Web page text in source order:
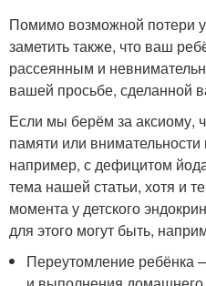
Помимо возможной потери
заметить также, что ваш
рассеянным и
вашей просьбе, сделанной
Если мы берём за аксиому,
памяти или
например, с дефицитом
тема нашей статьи, хотя и
момента у детского
для этого могут быть,
Переутомление